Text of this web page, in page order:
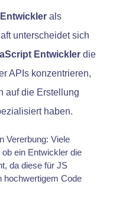
als
unterscheidet sich
Entwickler die
APIs konzentrieren,
auf die Erstellung
haben.
Vererbung: Viele
ein Entwickler die
da diese für JS
hochwertigem Code